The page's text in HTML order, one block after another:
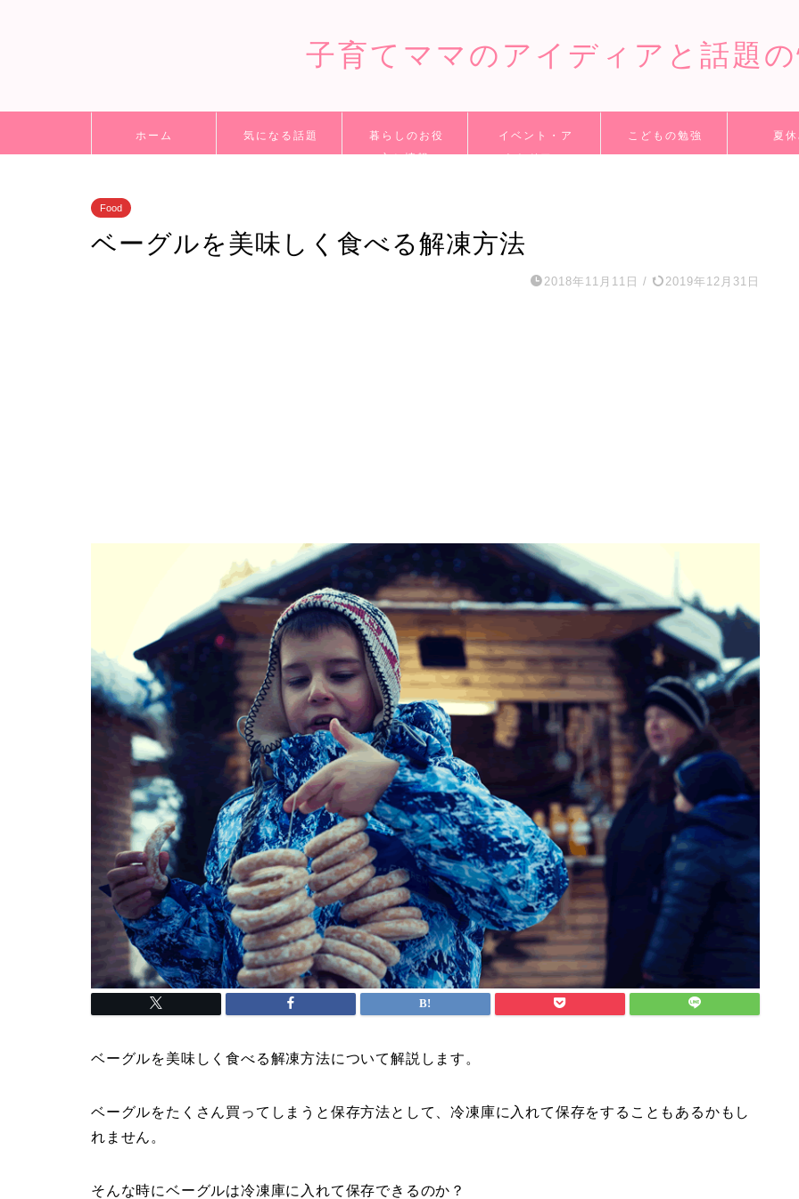
子育てママのアイディアと話題
ホーム 気になる話題
暮らしのお役
立ち情報
イベント・ア
ウトドアー
こどもの勉強 夏
Food
ベーグルを美味しく食べる解凍方法
2018年11月11日 / 2019年12月31日
ベーグルを美味しく食べる解凍方法について解説します。
ベーグルをたくさん買ってしまうと保存方法として、冷凍庫に入れて保存をすることもあるかもし
れません。
そんな時にベーグルは冷凍庫に入れて保存できるのか？